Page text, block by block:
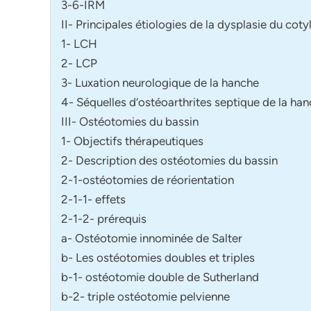
3-6-IRM
II- Principales étiologies de la dysplasie du
1- LCH
2- LCP
3- Luxation neurologique de la hanche
4- Séquelles d’ostéoarthrites septique de la
III- Ostéotomies du bassin
1- Objectifs thérapeutiques
2- Description des ostéotomies du bassin
2-1-ostéotomies de réorientation
2-1-1- effets
2-1-2- prérequis
a- Ostéotomie innominée de Salter
b- Les ostéotomies doubles et triples
b-1- ostéotomie double de Sutherland
b-2- triple ostéotomie pelvienne